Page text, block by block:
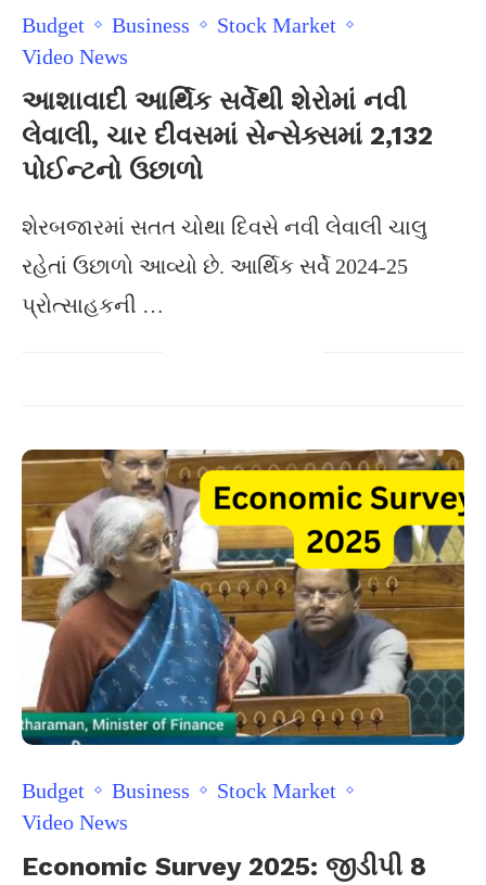
Budget Business
Stock Market
Video News
આશાવાદી આર્થિક સર્વેથી શેરોમાં નવી
લેવાલી, ચાર દીવસમાં સેન્સેક્સમાં 2,132
પોઈન્ટનો ઉછાળો
શેરબજારમાં સતત ચોથા દિવસે નવી લેવાલી ચાલુ
રહેતાં ઉછાળો આવ્યો છે. આર્થિક સર્વે 2024-25
પ્રોત્સાહકની …
Budget Business
Stock Market
Video News
Economic Survey 2025: જીડીપી 8